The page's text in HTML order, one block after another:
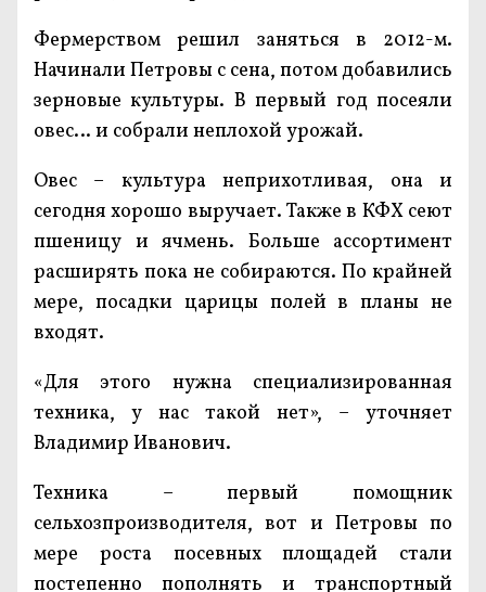
Фермерством решил заняться в 2012-м.
Начинали Петровы с сена, потом добавились
зерновые культуры. В первый год посеяли
овес… и собрали неплохой урожай.
Овес – культура неприхотливая, она и
сегодня хорошо выручает. Также в КФХ сеют
пшеницу и ячмень. Больше ассортимент
расширять пока не собираются. По крайней
мере, посадки царицы полей в планы не
входят.
«Для этого нужна специализированная
техника, у нас такой нет», – уточняет
Владимир Иванович.
Техника – первый помощник
сельхозпроизводителя, вот и Петровы по
мере роста посевных площадей стали
постепенно пополнять и транспортный